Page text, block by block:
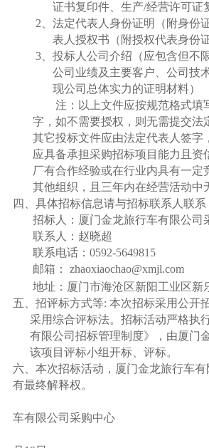
证书复印件、生产/经营许可证
2 、法定代表人身份证明（附身份
表人授权书（附授权代表身份
3、投标人公司介绍（应包含但不
公司业绩及主要客户、公司技
现公司总体实力的证明材料）
注：以上文件应按规范格式填
字，如不需要授权，则无需提交法
其它投标文件应由法定代表人签字
应具备承担采购招标项目能力且资
厂有合作经验或在行业内具有一定
其他组织，且三年内在经营活动中
四、具体招标信息请与招标联系人联系
招标人：厦门金龙旅行车有限公司
联系人：赵晓超
联系电话： 0592-5649815
邮箱： zhaoxiaochao@xmjl.com
地址：厦门市海沧区新阳工业区新
五、招评标方式等: 本次招标采用公开
采用综合评标法。招标活动严格执
有限公司招标管理制度》，由厦门
该项目评标小组开标、评标。
六、本次招标活动，厦门金龙旅行车
有最终解释权。
车有限公司采购中心